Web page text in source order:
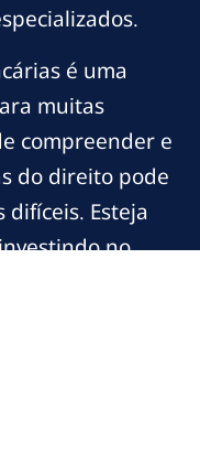
é uma
muitas
compreender e
do direito pode
difíceis. Esteja
no